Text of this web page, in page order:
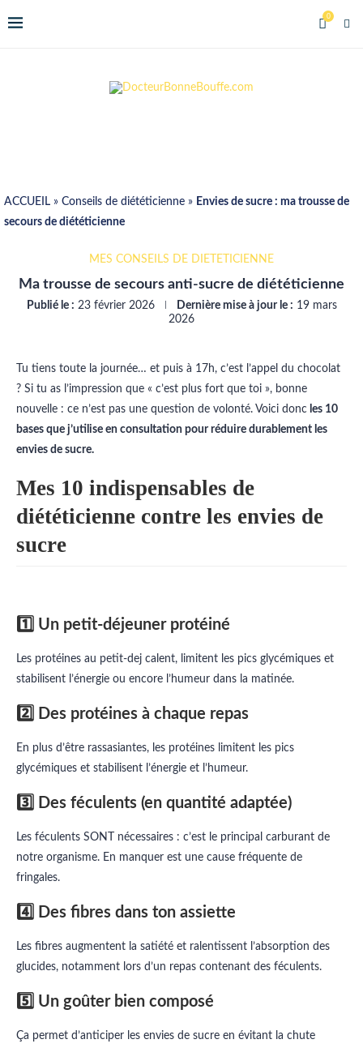
0
ACCUEIL » Conseils de diététicienne » Envies de sucre : ma trousse de
secours de diététicienne
MES CONSEILS DE DIÉTÉTICIENNE
Ma trousse de secours anti-sucre de diététicienne
Publié le : 23 février 2026 Dernière mise à jour le : 19 mars
2026
Tu tiens toute la journée… et puis à 17h, c’est l’appel du chocolat
? Si tu as l’impression que « c’est plus fort que toi », bonne
nouvelle : ce n’est pas une question de volonté. Voici donc les 10
bases que j’utilise en consultation pour réduire durablement les
envies de sucre.
Mes 10 indispensables de
diététicienne contre les envies de
sucre
1️⃣ Un petit-déjeuner protéiné
Les protéines au petit-dej calent, limitent les pics glycémiques et
stabilisent l’énergie ou encore l’humeur dans la matinée.
2️⃣ Des protéines à chaque repas
En plus d’être rassasiantes, les protéines limitent les pics
glycémiques et stabilisent l’énergie et l’humeur.
3️⃣ Des féculents (en quantité adaptée)
Les féculents SONT nécessaires : c’est le principal carburant de
notre organisme. En manquer est une cause fréquente de
fringales.
4️⃣ Des fibres dans ton assiette
Les fibres augmentent la satiété et ralentissent l’absorption des
glucides, notamment lors d’un repas contenant des féculents.
5️⃣ Un goûter bien composé
Ça permet d’anticiper les envies de sucre en évitant la chute